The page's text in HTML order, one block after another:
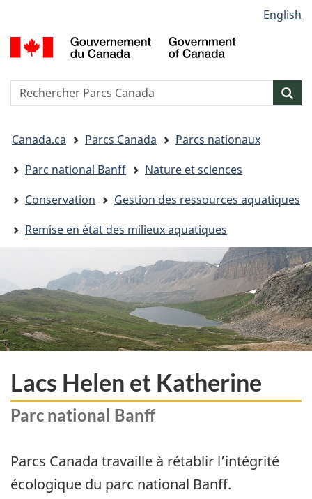
au
contenu
« Au
du
la
HTML
de
la
langue
English
Reserche
êtes
ici&nbsp;:
Canada.ca Parcs Canada
Parcs nationaux
Parc national Banff
Nature et sciences
Conservation
Gestion des ressources aquatiques
Remise en état des milieux aquatiques
Lacs Helen et Katherine
Parc national Banff
Parcs Canada travaille à rétablir l’intégrité
écologique du parc national Banff.